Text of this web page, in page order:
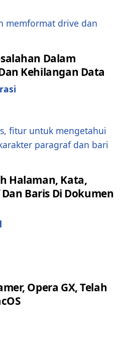
Dalam
Kehilangan Data
Halaman, Kata,
Baris Di Dokumen
Opera GX, Telah